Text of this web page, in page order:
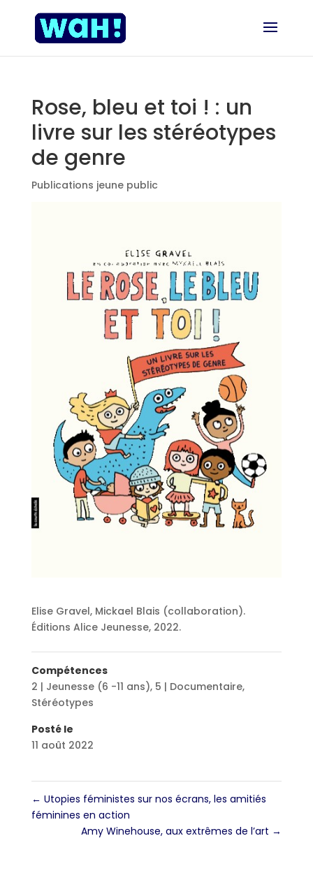
Rose, bleu et toi ! : un
livre sur les stéréotypes
de genre
Publications jeune public
Elise Gravel, Mickael Blais (collaboration).
Éditions Alice Jeunesse, 2022.
Compétences
2 | Jeunesse (6 -11 ans), 5 | Documentaire,
Stéréotypes
Posté le
11 août 2022
← Utopies féministes sur nos écrans, les amitiés
féminines en action
Amy Winehouse, aux extrêmes de l’art →